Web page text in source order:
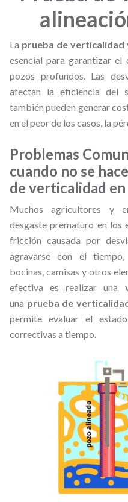
La prueba de verticalidad
esencial para garantizar
pozos profundos. Las
afectan la eficiencia del
también pueden generar
en el peor de los casos, la
Problemas
cuando no se
de verticalidad en
Muchos agricultores y
desgaste prematuro en los
fricción causada por
agravarse con el tiempo,
bocinas, camisas y otros
efectiva es realizar una
una prueba de
permite evaluar el
correctivas a tiempo.